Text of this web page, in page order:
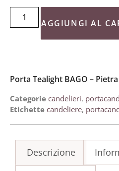
AGGIUNGI AL
Porta Tealight BAGO –
Categorie candelieri,
Etichette candeliere,
Descrizione